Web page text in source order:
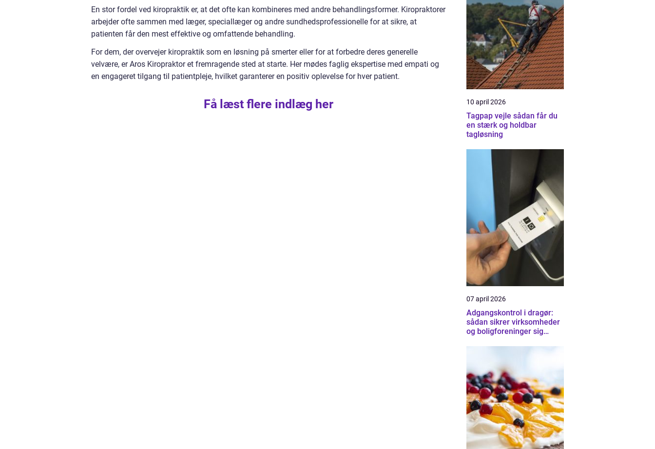
En stor fordel ved kiropraktik er, at det ofte kan kombineres med andre behandlingsformer. Kiropraktorer
arbejder ofte sammen med læger, speciallæger og andre sundhedsprofessionelle for at sikre, at
patienten får den mest effektive og omfattende behandling.
For dem, der overvejer kiropraktik som en løsning på smerter eller for at forbedre deres generelle
velvære, er Aros Kiropraktor et fremragende sted at starte. Her mødes faglig ekspertise med empati og
en engageret tilgang til patientpleje, hvilket garanterer en positiv oplevelse for hver patient.
Få læst flere indlæg her 10 april 2026
Tagpap vejle sådan får du
en stærk og holdbar
tagløsning
07 april 2026
Adgangskontrol i dragør:
sådan sikrer virksomheder
og boligforeninger sig